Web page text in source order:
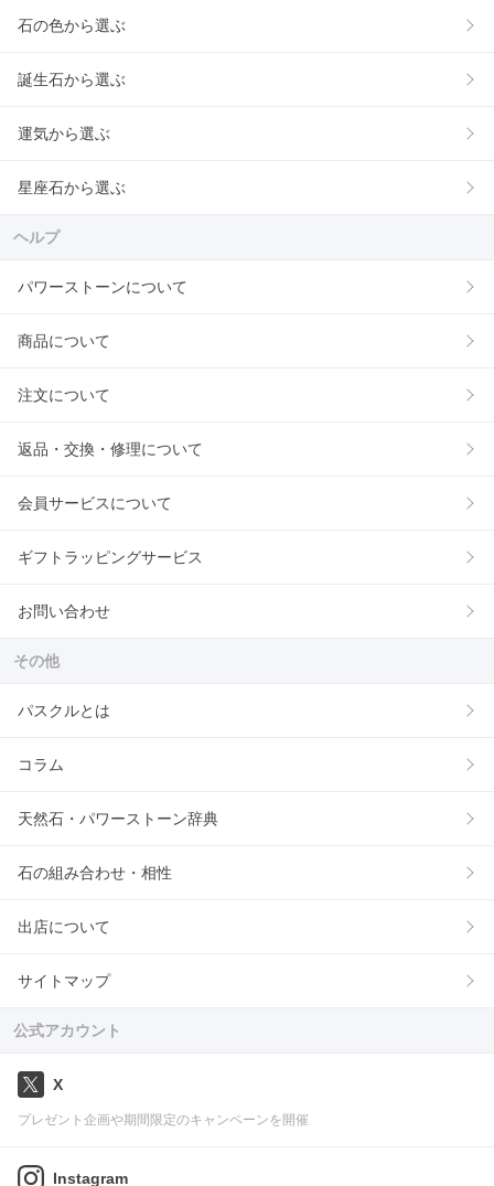
石の色から選ぶ
誕生石から選ぶ
運気から選ぶ
星座石から選ぶ
ヘルプ
パワーストーンについて
商品について
注文について
返品・交換・修理について
会員サービスについて
ギフトラッピングサービス
お問い合わせ
その他
パスクルとは
コラム
天然石・パワーストーン辞典
石の組み合わせ・相性
出店について
サイトマップ
公式アカウント
X
プレゼント企画や期間限定のキャンペーンを開催
Instagram